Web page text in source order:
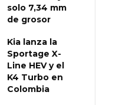
solo 7,34 mm
de grosor
Kia lanza la
Sportage X-
Line HEV y el
K4 Turbo en
Colombia